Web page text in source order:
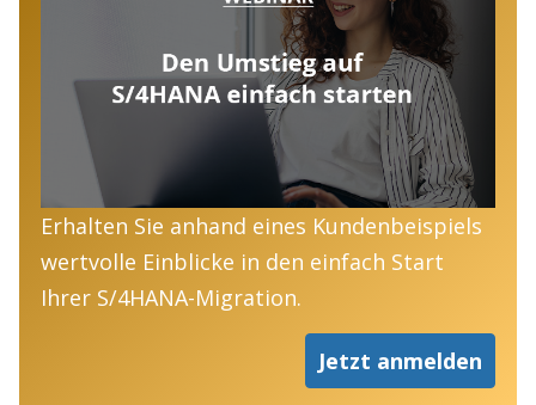
Erhalten Sie anhand eines Kundenbeispiels
wertvolle Einblicke in den einfach Start
Ihrer S/4HANA-Migration.
Jetzt anmelden